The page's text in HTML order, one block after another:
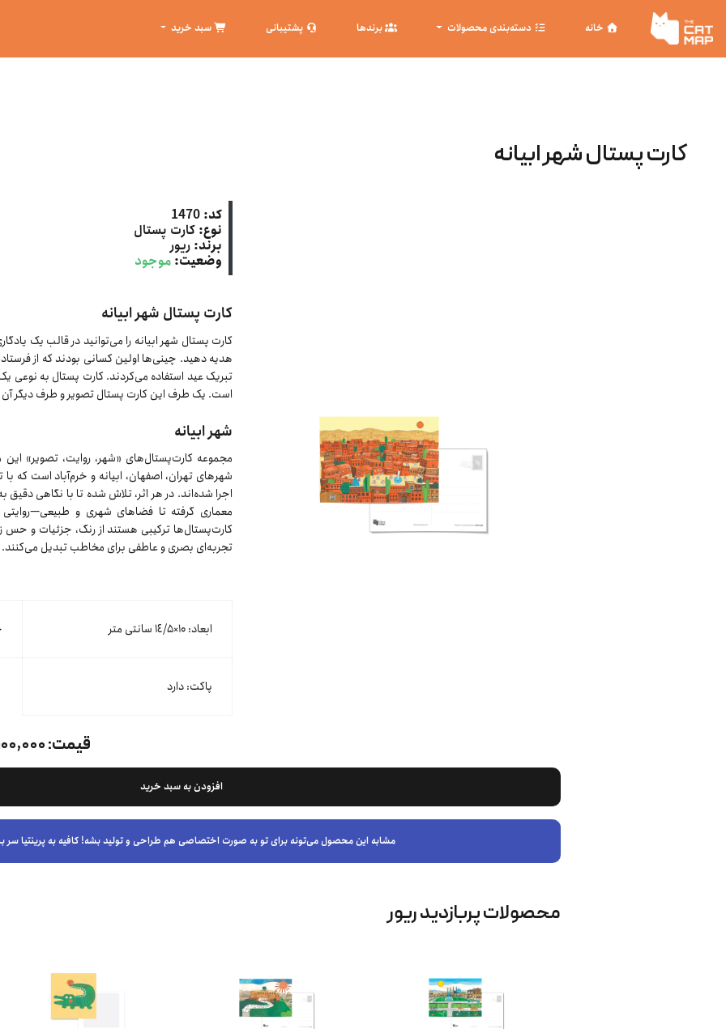
خانه دسته‌بندی محصولات برندها پشتیبانی سبد خرید
کارت پستال شهر ابیانه
کد: 1470
نوع: کارت پستال
برند: ریور
وضعیت: موجود
کارت پستال شهر ابیانه
کارت پستال شهر ابیانه را می‌توانید در قالب یک
هدیه دهید. چینی‌ها اولین کسانی بودند که از
تبریک عید استفاده می‌کردند. کارت پستال به نوعی
است. یک طرف این کارت پستال تصویر و طرف دیگر آن
شهر ابیانه
مجموعه کارت‌پستال‌های «شهر، روایت، تصویر»
شهرهای تهران، اصفهان، ابیانه و خرم‌آباد است که
اجرا شده‌اند. در هر اثر، تلاش شده تا با نگاهی
معماری گرفته تا فضاهای شهری و
کارت‌پستال‌ها ترکیبی هستند از رنگ، جزئیات و حس
تجربه‌ای بصری و عاطفی برای مخاطب تبدیل می‌کنند.
ابعاد: ۱۰×١٤/۵ سانتی متر
پاکت: دارد
قیمت:۱۰۰,۰۰۰
افزودن به سبد خرید
مشابه این محصول می‌تونه برای تو به صورت اختصاصی هم طراحی و تولید بشه! کافیه به پرینتیا سر
محصولات پربازدید ریور